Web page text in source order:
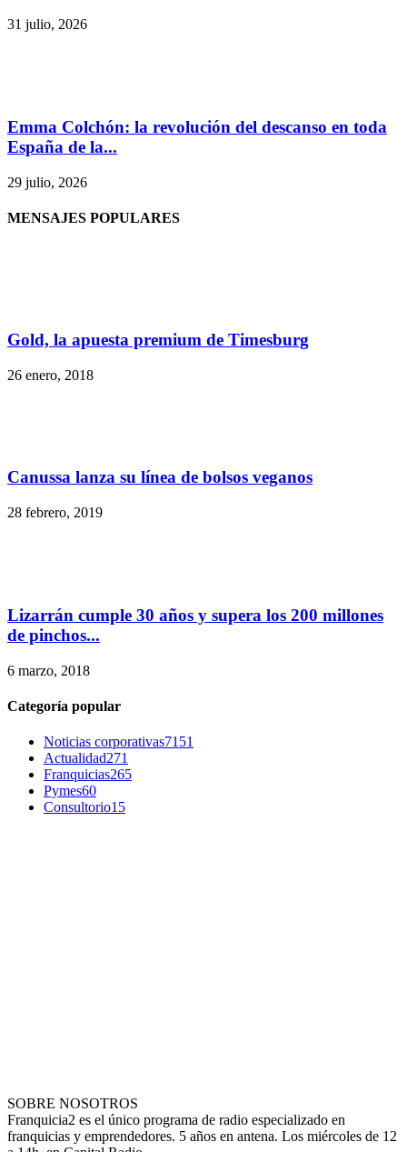
31 julio, 2026
Emma Colchón: la revolución del descanso en toda
España de la...
29 julio, 2026
MENSAJES POPULARES
Gold, la apuesta premium de Timesburg
26 enero, 2018
Canussa lanza su línea de bolsos veganos
28 febrero, 2019
Lizarrán cumple 30 años y supera los 200 millones
de pinchos...
6 marzo, 2018
Categoría popular
Noticias corporativas7151
Actualidad271
Franquicias265
Pymes60
Consultorio15
SOBRE NOSOTROS
Franquicia2 es el único programa de radio especializado en
franquicias y emprendedores. 5 años en antena. Los miércoles de 12